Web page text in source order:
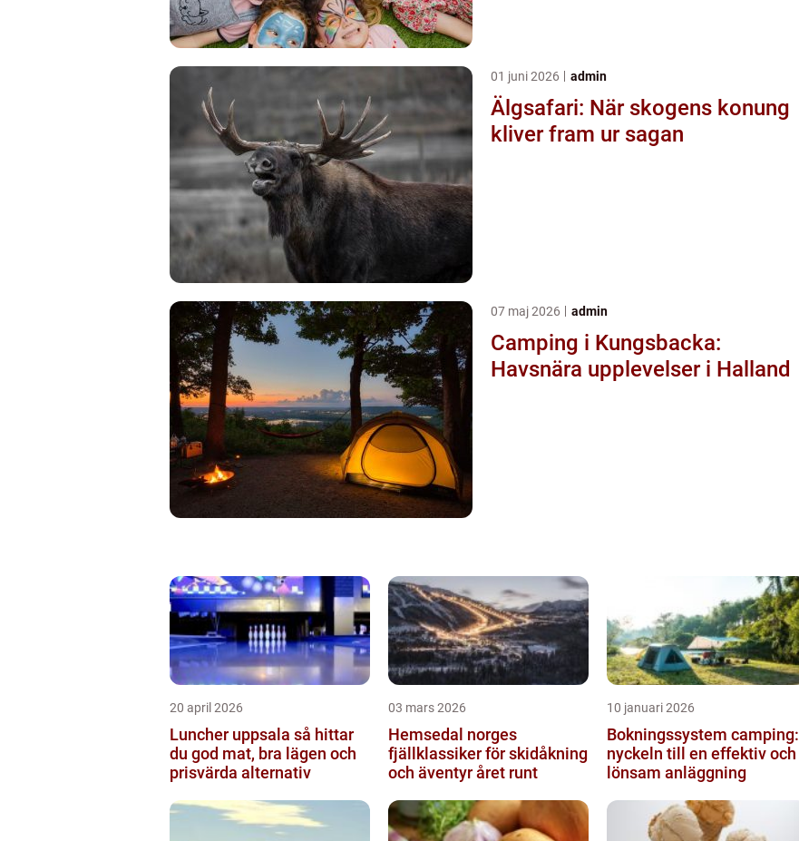
01 juni 2026 admin
Älgsafari: När skogens konung
kliver fram ur sagan
07 maj 2026 admin
Camping i Kungsbacka:
Havsnära upplevelser i Halland
20 april 2026
Luncher uppsala så hittar
du god mat, bra lägen och
prisvärda alternativ
03 mars 2026
Hemsedal norges
fjällklassiker för skidåkning
och äventyr året runt
10 januari 2026
Bokningssystem camping:
nyckeln till en effektiv och
lönsam anläggning